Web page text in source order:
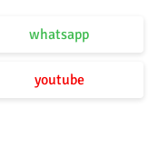
whatsapp
youtube